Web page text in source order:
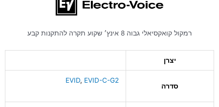
רמקול קואקסיאלי גבוה 8 אינץ׳ שקוע תקרה להתקנות קבע
יצרן
סדרה
EVID, EVID-C-G2